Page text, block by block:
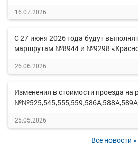
16.07.2026
С 27 июня 2026 года будут
маршрутам №8944 и №9298
26.06.2026
Изменения в стоимости проезда
№№525,545,555,559,586А,588А,589А
25.05.2026
Все новости »